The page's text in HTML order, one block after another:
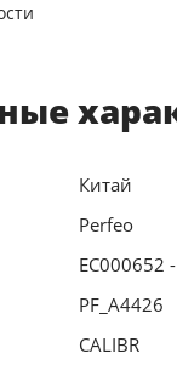
Китай
Perfeo
EC000652
PF_A4426
CALIBR